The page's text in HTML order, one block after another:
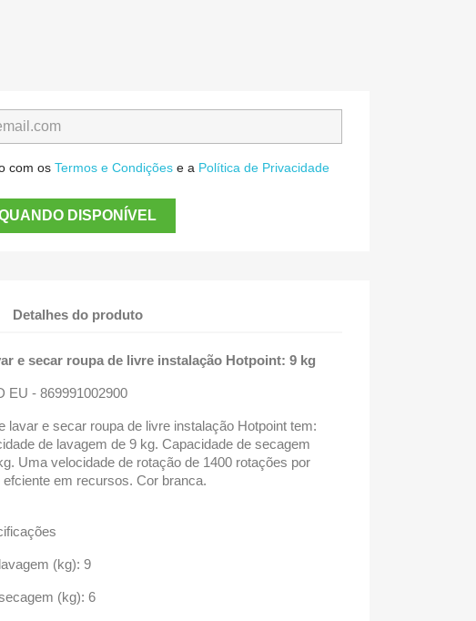
com os Termos e Condições e a Política de Privacidade
DISPONÍVEL
Detalhes do produto
e secar roupa de livre instalação Hotpoint: 9 kg
EU - 869991002900
lavar e secar roupa de livre instalação Hotpoint tem:
de lavagem de 9 kg. Capacidade de secagem
Uma velocidade de rotação de 1400 rotações por
efciente em recursos. Cor branca.
(kg): 9
(kg): 6